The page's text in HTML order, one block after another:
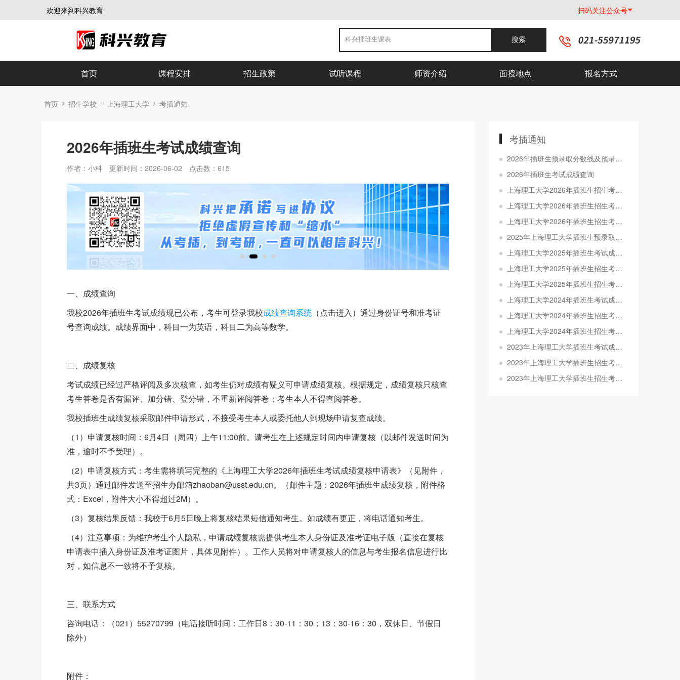
欢迎来到科兴教育 扫码关注公众号
搜索
首页 课程安排 招生政策 试听课程 师资介绍 面授地点 报名方式
首页 招生学校 上海理工大学 考插通知
2026年插班生考试成绩查询
作者：小科 更新时间：2026-06-02 点击数： 615
一、成绩查询
我校2026年插班生考试成绩现已公布，考生可登录我校成绩查询系统 （点击进入）通过身份证号和准考证
号查询成绩。成绩界面中，科目一为英语，科目二为高等数学。
二、成绩复核
考试成绩已经过严格评阅及多次核查，如考生仍对成绩有疑义可申请成绩复核。根据规定，成绩复核只核查
考生答卷是否有漏评、加分错、登分错，不重新评阅答卷；考生本人不得查阅答卷。
我校插班生成绩复核采取邮件申请形式，不接受考生本人或委托他人到现场申请复查成绩。
（1）申请复核时间：6月4日（周四）上午11:00前。请考生在上述规定时间内申请复核（以邮件发送时间为
准，逾时不予受理）。
（2）申请复核方式：考生需将填写完整的《上海理工大学2026年插班生考试成绩复核申请表》（见附件，
共3页）通过邮件发送至招生办邮箱zhaoban@usst.edu.cn。（邮件主题：2026年插班生成绩复核，附件格
式：Excel，附件大小不得超过2M）。
（3）复核结果反馈：我校于6月5日晚上将复核结果短信通知考生。如成绩有更正，将电话通知考生。
（4）注意事项：为维护考生个人隐私，申请成绩复核需提供考生本人身份证及准考证电子版（直接在复核
申请表中插入身份证及准考证图片，具体见附件）。工作人员将对申请复核人的信息与考生报名信息进行比
对，如信息不一致将不予复核。
三、联系方式
咨询电话：（021）55270799（电话接听时间：工作日8：30-11：30；13：30-16：30，双休日、节假日
除外）
附件：
考插通知
2026年插班生预录取分数线及预录取名单公示
2026年插班生考试成绩查询
上海理工大学2026年插班生招生考试准考证打印通知
上海理工大学2026年插班生招生考试考场规则
上海理工大学2026年插班生招生考试初审结果查询通知
2025年上海理工大学插班生预录取分数线及预录取名单公示
上海理工大学2025年插班生考试成绩查询及复核通知
上海理工大学2025年插班生招生考试准考证打印通知
上海理工大学2025年插班生招生考试考场规则
上海理工大学2024年插班生考试成绩查询及复核通知
上海理工大学2024年插班生招生考试准考证打印通知
上海理工大学2024年插班生招生考试考场规则
2023年上海理工大学插班生考试成绩查询及复核通知
2023年上海理工大学插班生招生考试考场规则
2023年上海理工大学插班生招生考试初审结果查询通知